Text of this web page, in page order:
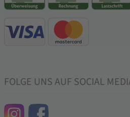
FOLGE UNS AUF SOCIAL